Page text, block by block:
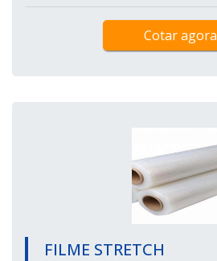
Cotar agora
FILME STRETCH